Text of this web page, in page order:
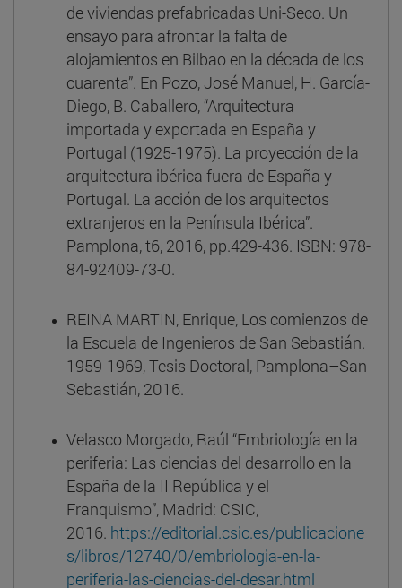
de viviendas prefabricadas Uni-Seco. Un
ensayo para afrontar la falta de
alojamientos en Bilbao en la década de los
cuarenta”. En Pozo, José Manuel, H. García-
Diego, B. Caballero, “Arquitectura
importada y exportada en España y
Portugal (1925-1975). La proyección de la
arquitectura ibérica fuera de España y
Portugal. La acción de los arquitectos
extranjeros en la Península Ibérica”.
Pamplona, t6, 2016, pp.429-436. ISBN: 978-
84-92409-73-0.
REINA MARTIN, Enrique, Los comienzos de
la Escuela de Ingenieros de San Sebastián.
1959-1969, Tesis Doctoral, Pamplona–San
Sebastián, 2016.
Velasco Morgado, Raúl “Embriología en la
periferia: Las ciencias del desarrollo en la
España de la II República y el
Franquismo”, Madrid: CSIC,
2016. https://editorial.csic.es/publicacione
s/libros/12740/0/embriologia-en-la-
periferia-las-ciencias-del-desar.html